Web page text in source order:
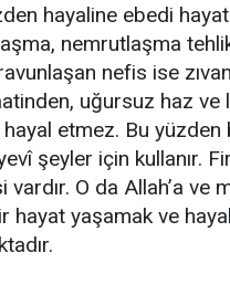
hayaline ebedi
nemrutlaşma
nefis ise
uğursuz haz
etmez. Bu yüzden
şeyler için kullanır.
vardır. O da Allah’a ve
hayat yaşamak ve